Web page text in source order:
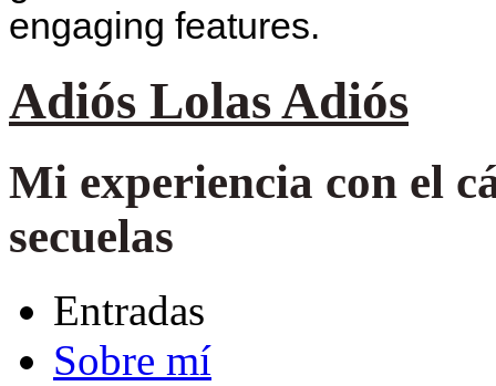
engaging features.
Adiós Lolas Adiós
Mi experiencia con el
secuelas
Entradas
Sobre mí